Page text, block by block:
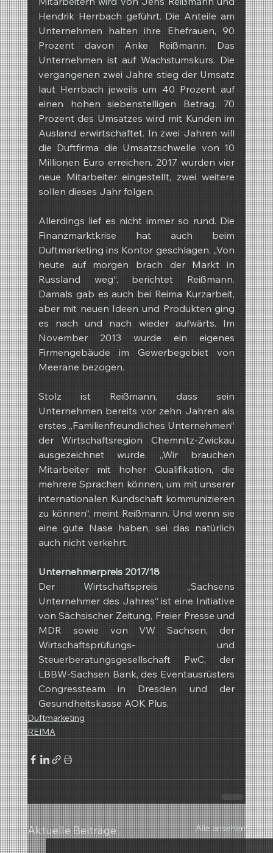
Hendrik Herrbach geführt. Die Anteile am
Unternehmen halten ihre Ehefrauen, 90
Prozent davon Anke Reißmann. Das
Unternehmen ist auf Wachstumskurs. Die
vergangenen zwei Jahre stieg der Umsatz
laut Herrbach jeweils um 40 Prozent auf
einen hohen siebenstelligen Betrag. 70
Prozent des Umsatzes wird mit Kunden im
Ausland erwirtschaftet. In zwei Jahren will
die Duftfirma die Umsatzschwelle von 10
Millionen Euro erreichen. 2017 wurden vier
neue Mitarbeiter eingestellt, zwei weitere
sollen dieses Jahr folgen.
Allerdings lief es nicht immer so rund. Die
Finanzmarktkrise hat auch beim
Duftmarketing ins Kontor geschlagen. „Von
heute auf morgen brach der Markt in
Russland weg“, berichtet Reißmann.
Damals gab es auch bei Reima Kurzarbeit,
aber mit neuen Ideen und Produkten ging
es nach und nach wieder aufwärts. Im
November 2013 wurde ein eigenes
Firmengebäude im Gewerbegebiet von
Meerane bezogen.
Stolz ist Reißmann, dass sein
Unternehmen bereits vor zehn Jahren als
erstes „Familienfreundliches Unternehmen“
der Wirtschaftsregion Chemnitz-Zwickau
ausgezeichnet wurde. „Wir brauchen
Mitarbeiter mit hoher Qualifikation, die
mehrere Sprachen können, um mit unserer
internationalen Kundschaft kommunizieren
zu können“, meint Reißmann. Und wenn sie
eine gute Nase haben, sei das natürlich
auch nicht verkehrt.
Unternehmerpreis 2017/18
Der Wirtschaftspreis „Sachsens
Unternehmer des Jahres“ ist eine Initiative
von Sächsischer Zeitung, Freier Presse und
MDR sowie von VW Sachsen, der
Wirtschaftsprüfungs- und
Steuerberatungsgesellschaft PwC, der
LBBW-Sachsen Bank, des Eventausrüsters
Congressteam in Dresden und der
Gesundheitskasse AOK Plus.
Duftmarketing
REIMA
Aktuelle Beiträge Alle ansehen